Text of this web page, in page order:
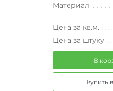
Материал
Цена за кв.м.
Цена за штуку
В
Купить